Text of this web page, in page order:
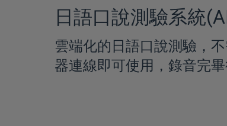
日語口說測驗系統
雲端化的日語口說測驗，
器連線即可使用，錄音完畢